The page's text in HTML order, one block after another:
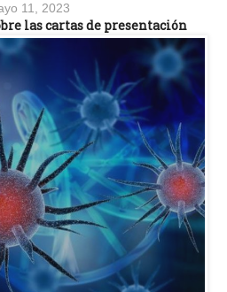
11, 2023
las cartas de presentación